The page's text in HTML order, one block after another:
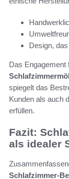
Design,
Das Engagement
spiegelt das
Kunden als auch
erfüllen.
Fazit:
als idealer
Schlafzimmer-